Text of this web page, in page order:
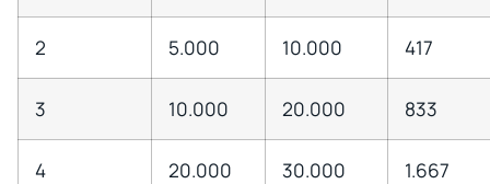
2 5.000 10.000 417
3 10.000 20.000 833
4 20.000 30.000 1.667